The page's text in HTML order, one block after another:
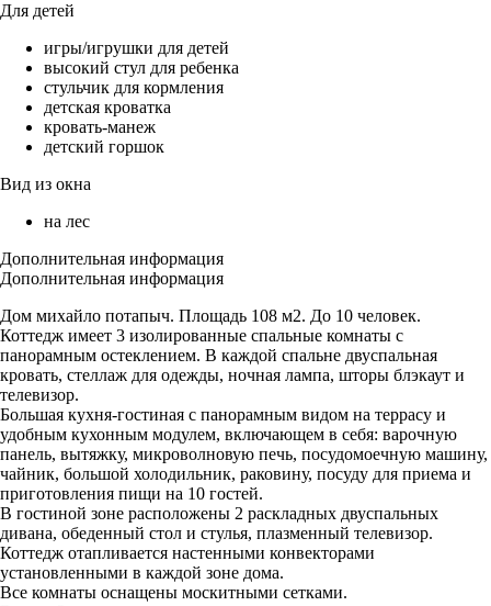
Для детей
игры/игрушки для детей
высокий стул для ребенка
стульчик для кормления
детская кроватка
кровать-манеж
детский горшок
Вид из окна
на лес
Дополнительная информация
Дополнительная информация
Дом михайло потапыч. Площадь 108 м2. До 10 человек.
Коттедж имеет 3 изолированные спальные комнаты с
панорамным остеклением. В каждой спальне двуспальная
кровать, стеллаж для одежды, ночная лампа, шторы блэкаут и
телевизор.
Большая кухня-гостиная с панорамным видом на террасу и
удобным кухонным модулем, включающем в себя: варочную
панель, вытяжку, микроволновую печь, посудомоечную машину,
чайник, большой холодильник, раковину, посуду для приема и
приготовления пищи на 10 гостей.
В гостиной зоне расположены 2 раскладных двуспальных
дивана, обеденный стол и стулья, плазменный телевизор.
Коттедж отапливается настенными конвекторами
установленными в каждой зоне дома.
Все комнаты оснащены москитными сетками.